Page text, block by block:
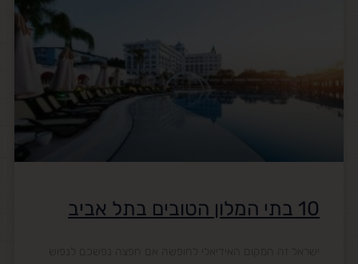
10 בתי המלון הטובים בתל אביב